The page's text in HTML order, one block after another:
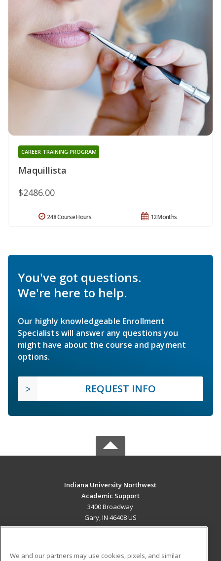
Maquillista
CAREER TRAINING PROGRAM
$2486.00
12 Months
248 Course Hours
You've got questions.
We're here to help.
Our highly knowledgeable Enrollment
Specialists will answer any questions you
might have about the course and payment
options.
REQUEST INFO
Indiana University Northwest
Academic Support
3400 Broadway
Gary, IN 46408 US
We and our partners may use cookies, pixels, and similar